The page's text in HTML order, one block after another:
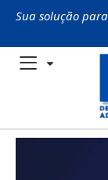
Sua solução